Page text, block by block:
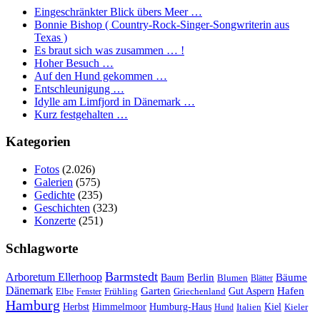
Eingeschränkter Blick übers Meer …
Bonnie Bishop ( Country-Rock-Singer-Songwriterin aus
Texas )
Es braut sich was zusammen … !
Hoher Besuch …
Auf den Hund gekommen …
Entschleunigung …
Idylle am Limfjord in Dänemark …
Kurz festgehalten …
Kategorien
Fotos (2.026)
Galerien (575)
Gedichte (235)
Geschichten (323)
Konzerte (251)
Schlagworte
Arboretum Ellerhoop Barmstedt Baum Berlin Blumen Blätter Bäume
Dänemark Elbe Fenster Frühling Garten Griechenland Gut Aspern Hafen
Hamburg Herbst Himmelmoor Humburg-Haus Hund Italien Kiel Kieler